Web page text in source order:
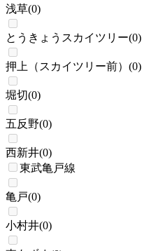
浅草(0)
とうきょうスカイツリー(0)
押上（スカイツリー前） (0)
堀切(0)
五反野(0)
西新井(0)
東武亀戸線
亀戸(0)
小村井(0)